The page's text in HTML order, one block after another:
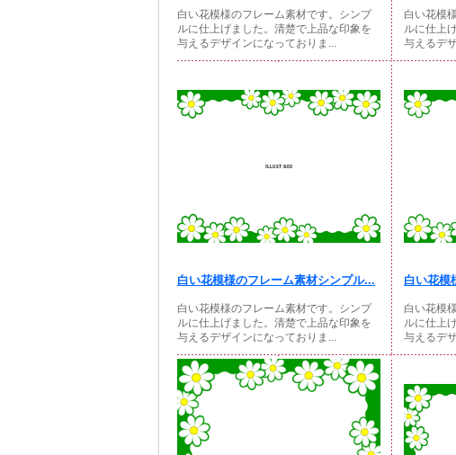
白い花模様のフレーム素材です。シンプ
ルに仕上げました。清楚で上品な印象を
与えるデザインになっておりま...
白い花模
ルに仕上
与えるデ
白い花模様のフレーム素材シンプル...
白い花模様のフレーム素材です。シンプ
ルに仕上げました。清楚で上品な印象を
与えるデザインになっておりま...
白い花模
白い花模
ルに仕上
与えるデ